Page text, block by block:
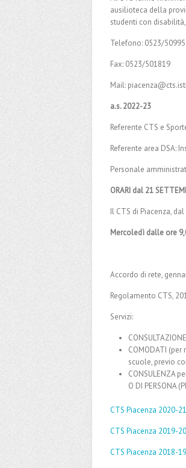
ausilioteca della
studenti con
Telefono: 0523/
Fax: 0523/501819
Mail:
a.s. 2022-23
Referente CTS e
Referente area DSA:
Personale
ORARI dal 21
Il CTS di Piacenza,
Mercoledì dalle ore
Accordo di rete,
Regolamento CTS,
Servizi:
COMODATI
scuole, previo
CONSULENZA
O DI PERSONA
CTS Piacenza 2020-21
CTS Piacenza 2019-20
CTS Piacenza 2018-19